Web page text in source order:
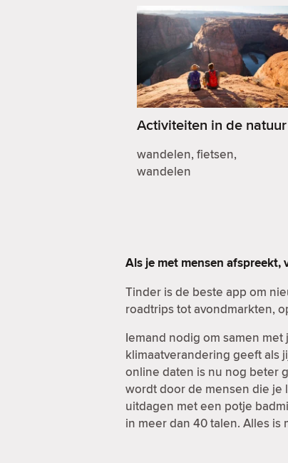
Activiteiten in de natuur
wandelen, fietsen,
wandelen
Als je met mensen afspreekt,
Tinder is de beste app om
roadtrips tot avondmarkten,
Iemand nodig om samen
klimaatverandering geeft als
online daten is nu nog beter
wordt door de mensen die je
uitdagen met een potje
in meer dan 40 talen. Alles is